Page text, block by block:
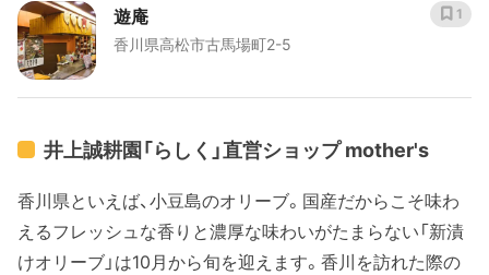
遊庵
香川県高松市古馬場町2-5
1
井上誠耕園「らしく」直営ショップ mother's
香川県といえば、小豆島のオリーブ。国産だからこそ味わ
えるフレッシュな香りと濃厚な味わいがたまらない「新漬
けオリーブ」は10月から旬を迎えます。香川を訪れた際の